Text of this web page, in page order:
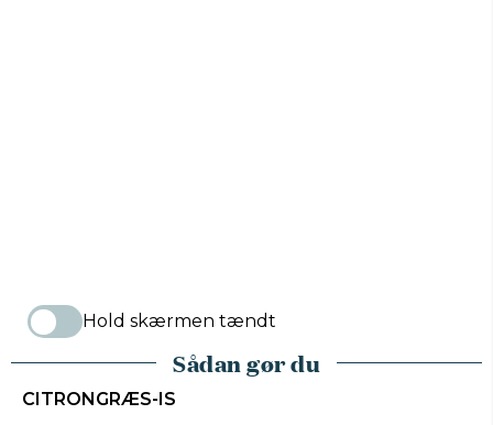
Hold skærmen tændt
Sådan gør du
CITRONGRÆS-IS